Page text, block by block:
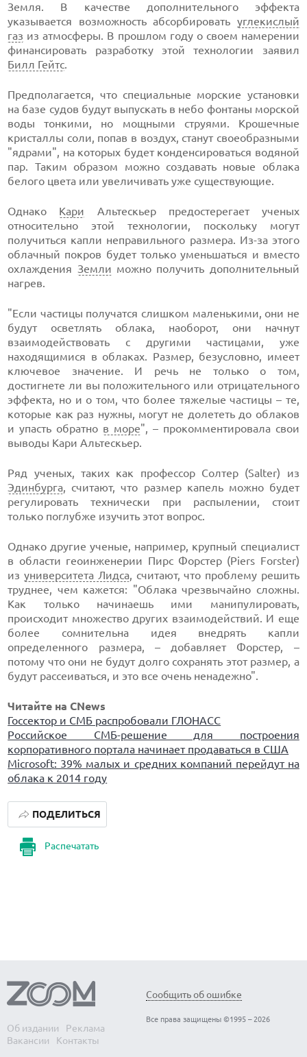
Земля. В качестве дополнительного эффекта
указывается возможность абсорбировать углекислый
газ из атмосферы. В прошлом году о своем намерении
финансировать разработку этой технологии заявил
Билл Гейтс.
Предполагается, что специальные морские установки
на базе судов будут выпускать в небо фонтаны морской
воды тонкими, но мощными струями. Крошечные
кристаллы соли, попав в воздух, станут своеобразными
"ядрами", на которых будет конденсироваться водяной
пар. Таким образом можно создавать новые облака
белого цвета или увеличивать уже существующие.
Однако Кари Альтескьер предостерегает ученых
относительно этой технологии, поскольку могут
получиться капли неправильного размера. Из-за этого
облачный покров будет только уменьшаться и вместо
охлаждения Земли можно получить дополнительный
нагрев.
"Если частицы получатся слишком маленькими, они не
будут осветлять облака, наоборот, они начнут
взаимодействовать с другими частицами, уже
находящимися в облаках. Размер, безусловно, имеет
ключевое значение. И речь не только о том,
достигнете ли вы положительного или отрицательного
эффекта, но и о том, что более тяжелые частицы – те,
которые как раз нужны, могут не долететь до облаков
и упасть обратно в море", – прокомментировала свои
выводы Кари Альтескьер.
Ряд ученых, таких как профессор Солтер (Salter) из
Эдинбурга, считают, что размер капель можно будет
регулировать технически при распылении, стоит
только поглубже изучить этот вопрос.
Однако другие ученые, например, крупный специалист
в области геоинженерии Пирс Форстер (Piers Forster)
из университета Лидса, считают, что проблему решить
труднее, чем кажется: "Облака чрезвычайно сложны.
Как только начинаешь ими манипулировать,
происходит множество других взаимодействий. И еще
более сомнительна идея внедрять капли
определенного размера, – добавляет Форстер, –
потому что они не будут долго сохранять этот размер, а
будут рассеиваться, и это все очень ненадежно".
Читайте на CNews
Госсектор и СМБ распробовали ГЛОНАСС
Российское СМБ-решение для построения
корпоративного портала начинает продаваться в США
Microsoft: 39% малых и средних компаний перейдут на
облака к 2014 году
Распечатать
ПОДЕЛИТЬСЯ
Об издании
Реклама
Вакансии
Контакты
Сообщить об ошибке
Все права защищены ©1995 – 2026